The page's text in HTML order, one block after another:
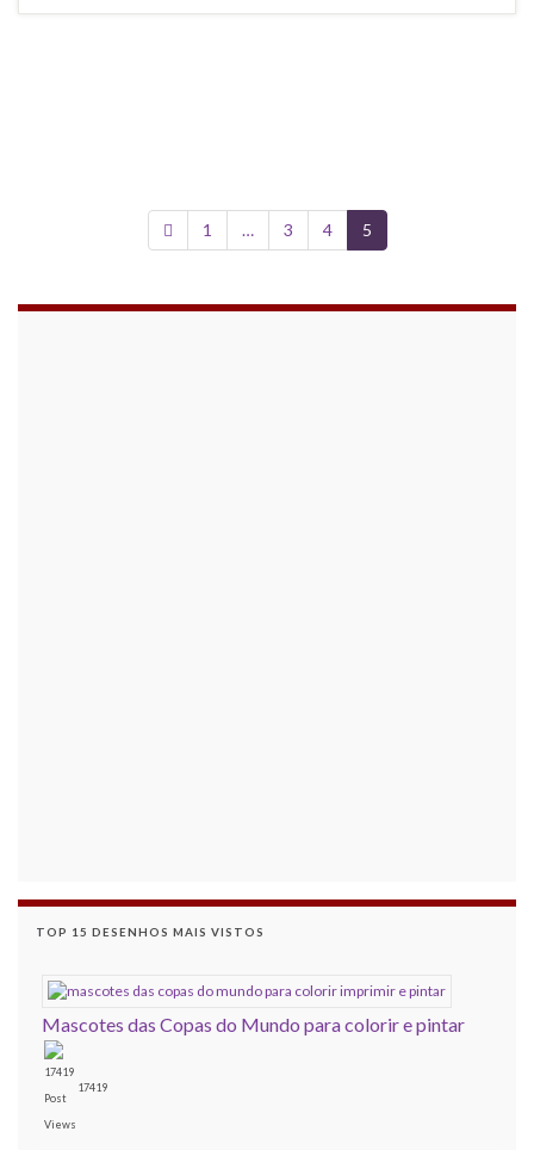
1 … 3 4 5
TOP 15 DESENHOS MAIS VISTOS
Mascotes das Copas do Mundo para colorir e pintar
17419